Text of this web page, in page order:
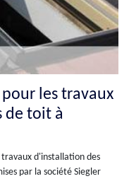
les travaux
de toit à
travaux d'installation des
par la société Siegler